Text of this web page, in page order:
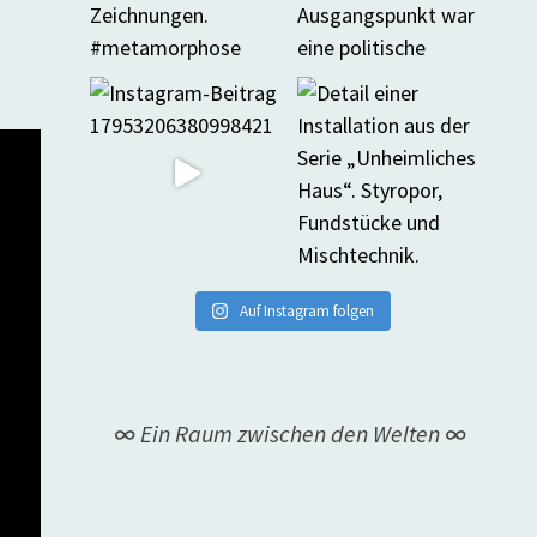
Auf Instagram folgen
∞ Ein Raum zwischen den Welten ∞